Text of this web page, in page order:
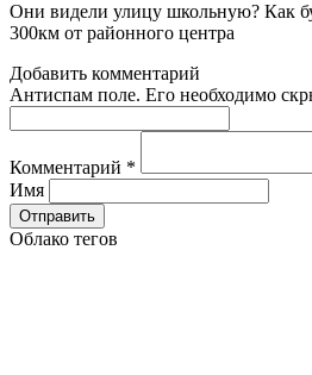
Они видели улицу школьную? Как
300км от районного центра
Добавить комментарий
Антиспам поле. Его необходимо
Комментарий *
Имя
Облако тегов